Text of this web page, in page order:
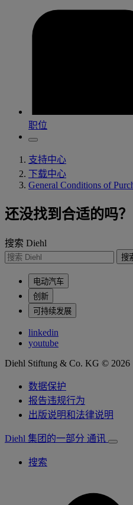
职位
支持中心
下载中心
General Conditions of
还没找到合适的吗？
搜索 Diehl
搜
电动汽车
创新
可持续发展
linkedin
youtube
Diehl Stiftung & Co. KG © 2026
数据保护
报告违规行为
出版说明和法律说明
Diehl 集团的一部分 通讯
搜索